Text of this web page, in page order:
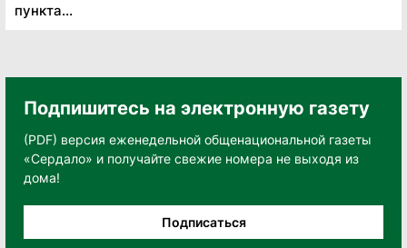
пункта...
Подпишитесь на электронную газету
(PDF) версия еженедельной общенациональной газеты
«Сердало» и получайте свежие номера не выходя из
дома!
Подписаться